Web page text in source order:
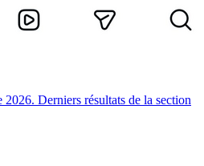
2026. Derniers résultats de la section